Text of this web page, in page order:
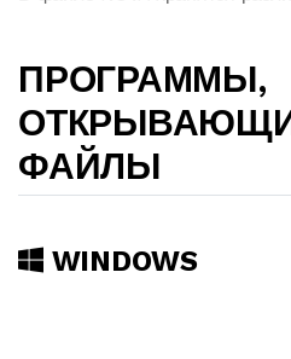
ПРОГРАММЫ,
ФАЙЛЫ
WINDOWS